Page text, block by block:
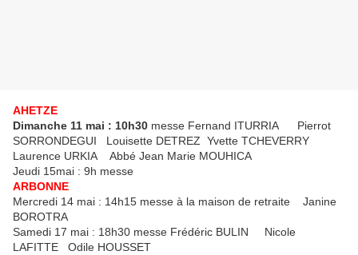
AHETZE
Dimanche 11 mai : 10h30 messe Fernand ITURRIA Pierrot
SORRONDEGUI Louisette DETREZ Yvette TCHEVERRY
Laurence URKIA Abbé Jean Marie MOUHICA
Jeudi 15mai : 9h messe
ARBONNE
Mercredi 14 mai : 14h15 messe à la maison de retraite Janine
BOROTRA
Samedi 17 mai : 18h30 messe Frédéric BULIN Nicole
LAFITTE Odile HOUSSET